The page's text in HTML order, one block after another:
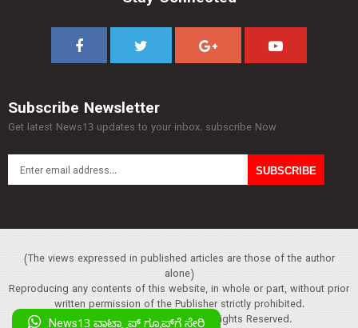
Subscribe Newsletter
Get latest News13 updates to your inbox. subscribe Now
(The views expressed in published articles are those of the author
alone)
Reproducing any contents of this website, in whole or part, without prior
written permission of the Publisher strictly prohibited.
Copyright :© 2013 News13. All Rights Reserved.